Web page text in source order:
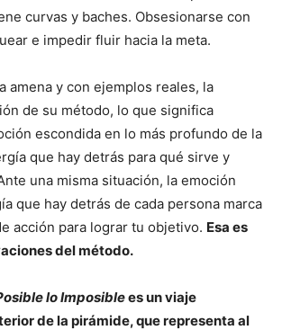
curvas y baches. Obsesionarse con
e impedir fluir hacia la meta.
amena y con ejemplos reales, la
de su método, lo que significa
escondida en lo más profundo de la
que hay detrás para qué sirve y
una misma situación, la emoción
que hay detrás de cada persona marca
acción para lograr tu objetivo. Esa es
del método.
lo Imposiblees un viaje
de la pirámide, que representa al